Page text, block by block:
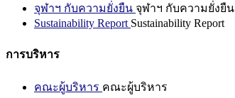
จุฬาฯ กับความยั่งยืน จุฬาฯ กับความยั่งยืน
Sustainability Report Sustainability Report
การบริหาร
คณะผู้บริหาร คณะผู้บริหาร